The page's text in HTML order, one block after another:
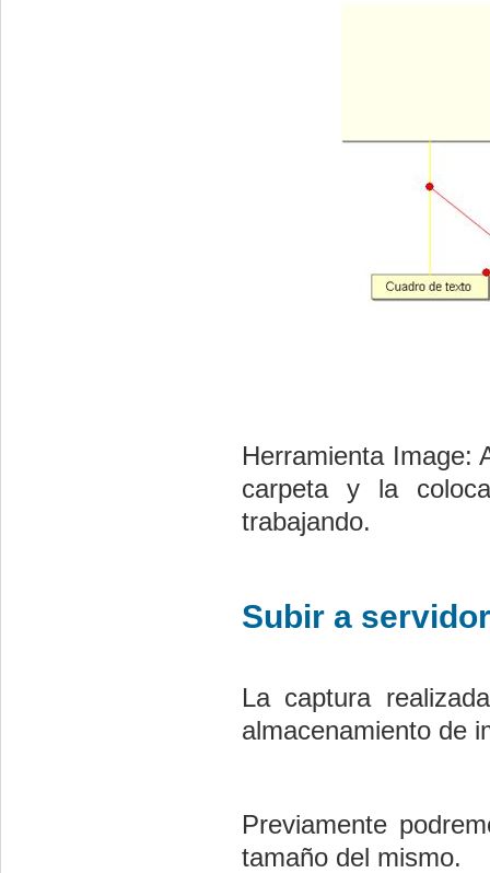
Herramienta Image:
carpeta y la
trabajando.
Subir a servidor
La captura
almacenamiento de
Previamente
tamaño del mismo.